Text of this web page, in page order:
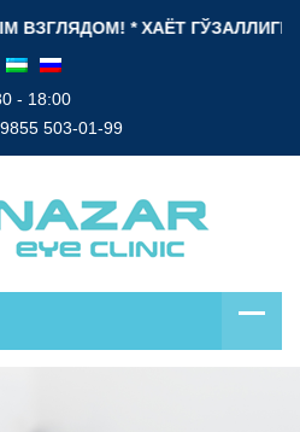
* ХАЁТ ГЎЗАЛЛИГИ
- 18:00
503-01-99